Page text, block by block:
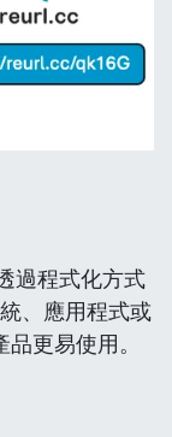
過程式化方式
、應用程式或
更易使用。